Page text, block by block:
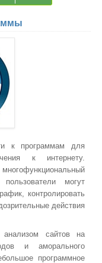
к программам для
к интернету.
могут
контролировать
действия
анализом сайтов на
и аморального
программное